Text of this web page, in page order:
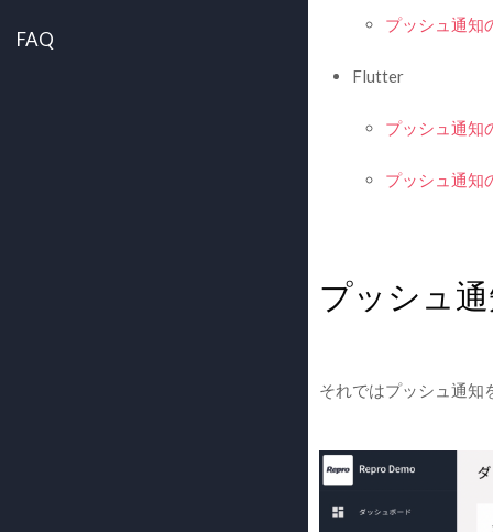
FAQ
プッシュ通知
Flutter
プッシュ通知
プッシュ通知
プッシュ
それではプッシュ通知